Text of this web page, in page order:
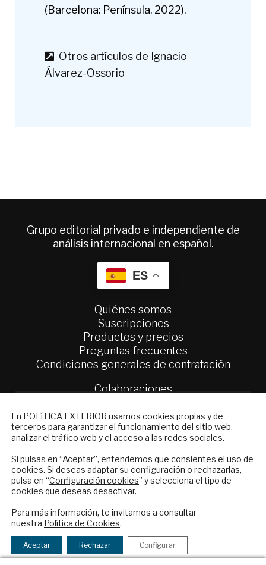
(Barcelona: Península, 2022).
Otros artículos de Ignacio
Álvarez-Ossorio
Grupo editorial privado e independiente de
análisis internacional en español.
ES
Quiénes somos
Suscripciones
Productos y precios
Preguntas frecuentes
Condiciones generales de contratación
Colaboraciones
Contacto
Política Exterior
Informe Semanal de Política Exterior
Afkar/Ideas
© 2026 - Fundación Análisis de Política
Legal|Política de Privacidad y de Cookies
En POLíTICA EXTERIOR usamos cookies propias y de
terceros para garantizar el funcionamiento del sitio web,
analizar el tráfico web y el acceso a las redes sociales.
Si pulsas en “Aceptar”, entendemos que consientes el uso de
cookies. Si deseas adaptar su configuración o rechazarlas,
pulsa en “Configuración cookies” y selecciona el tipo de
cookies que deseas desactivar.
Para más información, te invitamos a consultar
nuestra Política de Cookies.
Aceptar Rechazar Configurar
NEWSLETTER
Suscríbase a nuestro boletín electrónico y
reciba en su correo el mejor análisis
internacional en español.
Checkbox
acepto
la
política de privacidad